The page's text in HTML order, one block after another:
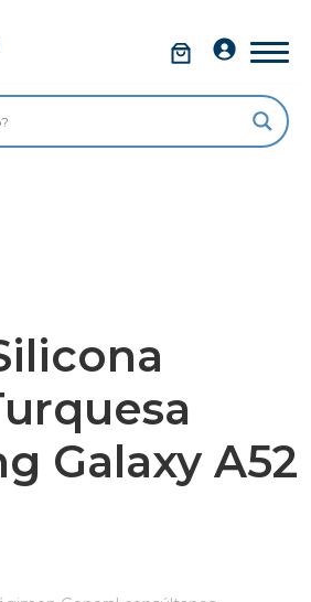
Galaxy A52